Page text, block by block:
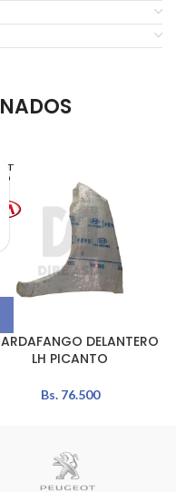
DELANTERO
LH PICANTO
Bs.76.500